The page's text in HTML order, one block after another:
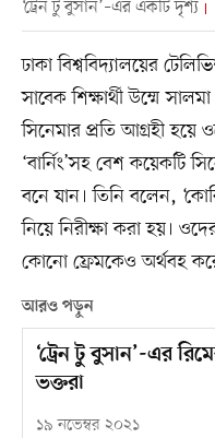
‘ট্রেন টু বুসান’–এর একটি দৃশ্য
ঢাকা বিশ্ববিদ্যালয়ের
সাবেক শিক্ষার্থী উম্মে
সিনেমার প্রতি আগ্রহী হয়ে
‘বার্নিং’সহ বেশ কয়েকটি
বনে যান। তিনি বলেন,
নিয়ে নিরীক্ষা করা হয়।
কোনো ফ্রেমকেও অর্থবহ
আরও পড়ুন
‘ট্রেন টু বুসান’-এর
ভক্তরা
১৯ নভেম্বর ২০২১